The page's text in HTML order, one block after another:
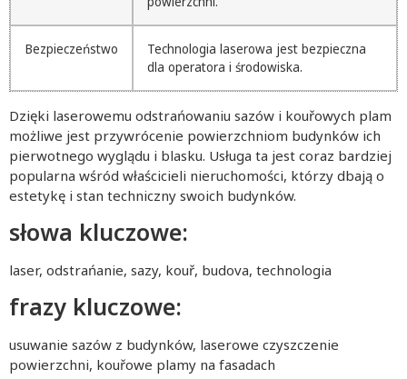
Bezpieczeństwo
Technologia laserowa jest bezpieczna
dla operatora i środowiska.
Dzięki laserowemu odstrańowaniu sazów i kouřowych plam
możliwe jest przywrócenie powierzchniom budynków ich
pierwotnego wyglądu i blasku. Usługa ta jest coraz bardziej
popularna wśród właścicieli nieruchomości, którzy dbają o
estetykę i stan techniczny swoich budynków.
słowa kluczowe:
laser, odstrańanie, sazy, kouř, budova, technologia
frazy kluczowe:
usuwanie sazów z budynków, laserowe czyszczenie
powierzchni, kouřowe plamy na fasadach